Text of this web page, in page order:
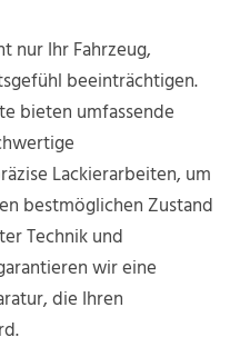
nur Ihr Fahrzeug,
beeinträchtigen.
bieten umfassende
Lackierarbeiten, um
bestmöglichen Zustand
Technik und
wir eine
die Ihren